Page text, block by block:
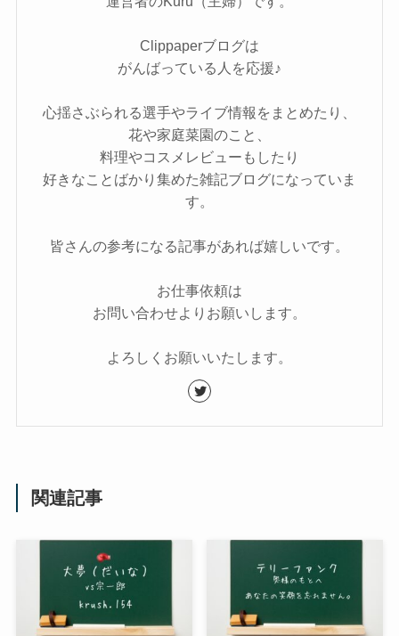
Clippaperブログは
がんばっている人を応援♪
心揺さぶられる選手やライブ情報をまとめたり、
花や家庭菜園のこと、
料理やコスメレビューもしたり
好きなことばかり集めた雑記ブログになっていま
す。
皆さんの参考になる記事があれば嬉しいです。
お仕事依頼は
お問い合わせよりお願いします。
よろしくお願いいたします。
関連記事